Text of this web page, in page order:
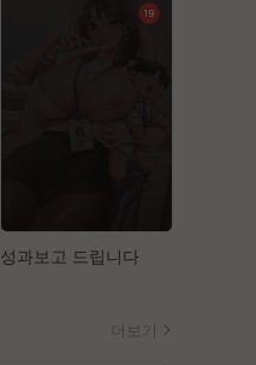
성과보고 드립니다
더보기